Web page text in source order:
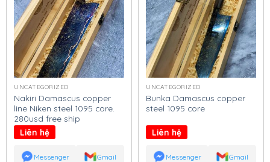
UNCATEGORIZED
Nakiri Damascus copper
line Niken steel 1095 core.
280usd free ship
Liên hệ
Messenger Gmail
UNCATEGORIZED
Bunka Damascus copper
steel 1095 core
Liên hệ
Messenger Gmail